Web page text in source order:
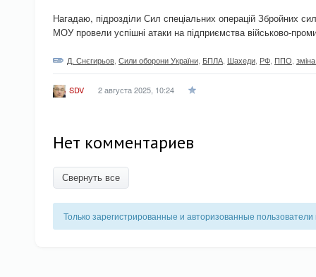
Нагадаю, підрозділи Сил спеціальних операцій Збройних
МОУ провели успішні атаки на підприємства військово-
Д. Снєгирьов Сили оборони України БПЛА Шахеди РФ ППО
SDV 2 августа 2025, 10:24
Нет комментариев
Свернуть все
Только зарегистрированные и авторизованные